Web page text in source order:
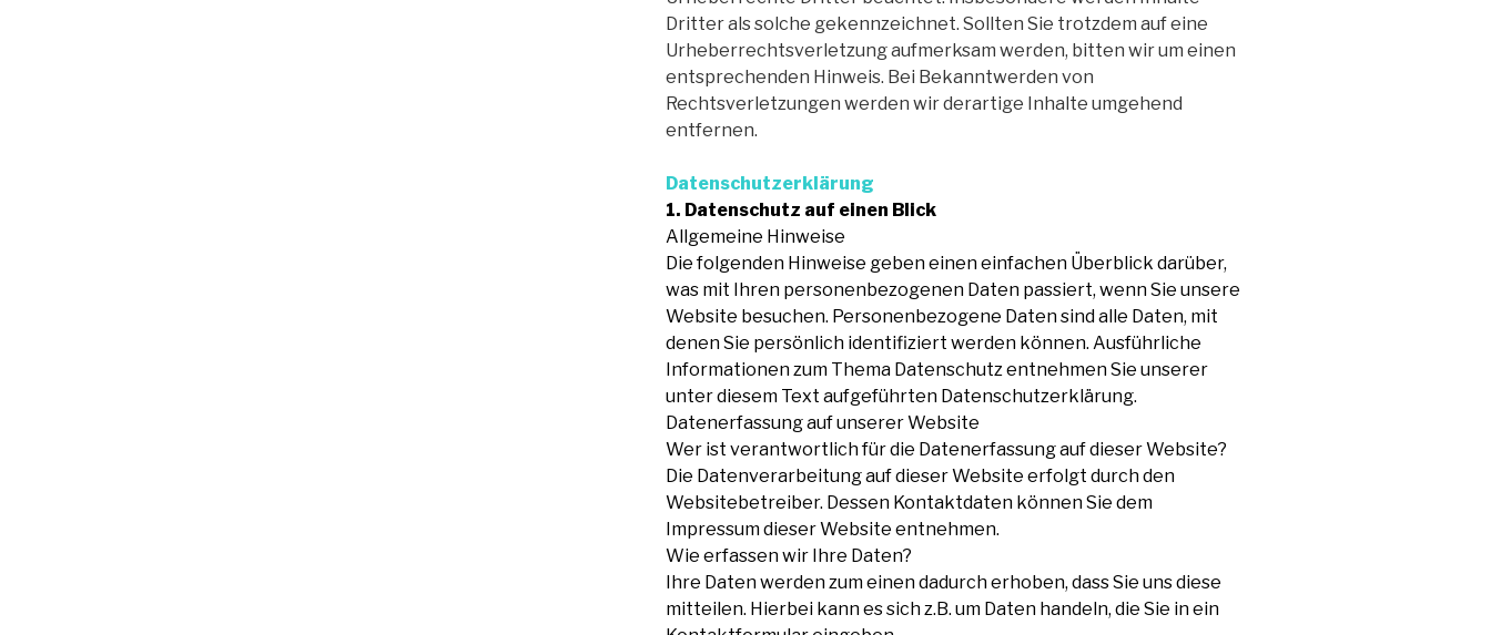
Dritter als solche gekennzeichnet. Sollten Sie trotzdem auf eine
Urheberrechtsverletzung aufmerksam werden, bitten wir um einen
entsprechenden Hinweis. Bei Bekanntwerden von
Rechtsverletzungen werden wir derartige Inhalte umgehend
entfernen.
Datenschutzerklärung
1. Datenschutz auf einen Blick
Allgemeine Hinweise
Die folgenden Hinweise geben einen einfachen Überblick darüber,
was mit Ihren personenbezogenen Daten passiert, wenn Sie unsere
Website besuchen. Personenbezogene Daten sind alle Daten, mit
denen Sie persönlich identifiziert werden können. Ausführliche
Informationen zum Thema Datenschutz entnehmen Sie unserer
unter diesem Text aufgeführten Datenschutzerklärung.
Datenerfassung auf unserer Website
Wer ist verantwortlich für die Datenerfassung auf dieser Website?
Die Datenverarbeitung auf dieser Website erfolgt durch den
Websitebetreiber. Dessen Kontaktdaten können Sie dem
Impressum dieser Website entnehmen.
Wie erfassen wir Ihre Daten?
Ihre Daten werden zum einen dadurch erhoben, dass Sie uns diese
mitteilen. Hierbei kann es sich z.B. um Daten handeln, die Sie in ein